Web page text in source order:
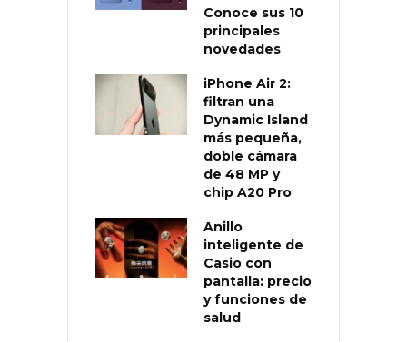
Conoce sus 10
principales
novedades
iPhone Air 2:
filtran una
Dynamic Island
más pequeña,
doble cámara
de 48 MP y
chip A20 Pro
Anillo
inteligente de
Casio con
pantalla: precio
y funciones de
salud